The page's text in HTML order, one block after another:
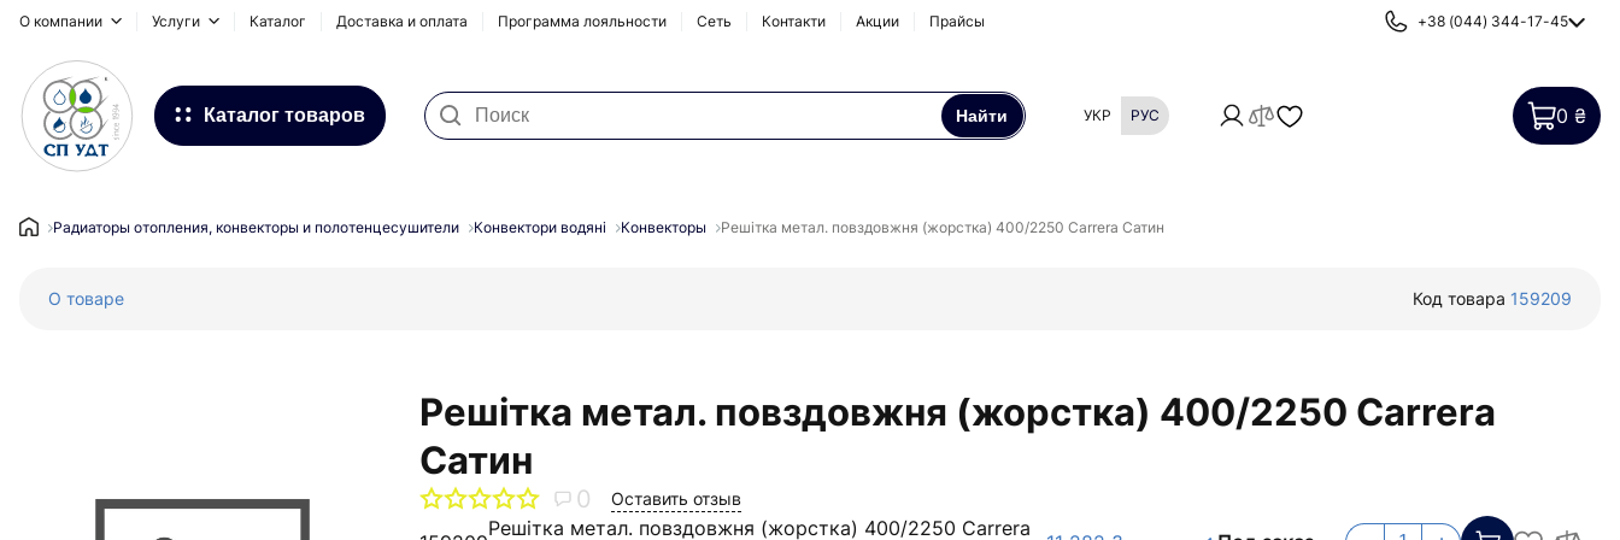
О компании Услуги Каталог Доставка и оплата Программа лояльности Сеть Контакти Акции Прайсы +38 (044) 344-17-45
Каталог товаров
Системы для наружных
Инсталляционные системы,
сифоны и дренажные каналы
Найти УКР РУС 0 ₴
Радиаторы отопления, конвекторы и полотенцесушители Конвектори водяні Конвекторы Решітка метал. повздовжня (жорстка) 400/2250 Carrera Сатин
О товаре Код товара 159209
Решітка метал. повздовжня (жорстка) 400/2250 Carrera
Сатин
0 Оставить отзыв
Решітка метал. повздовжня (жорстка) 400/2250 Carrera